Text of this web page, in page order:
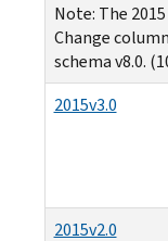
Note: The
Change
schema v8.0.
2015v3.0
2015v2.0